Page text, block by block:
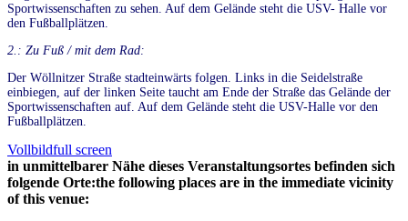
Sportwissenschaften zu sehen. Auf dem Gelände steht die USV- Halle vor
den Fußballplätzen.
2.: Zu Fuß / mit dem Rad:
Der Wöllnitzer Straße stadteinwärts folgen. Links in die Seidelstraße
einbiegen, auf der linken Seite taucht am Ende der Straße das Gelände der
Sportwissenschaften auf. Auf dem Gelände steht die USV-Halle vor den
Fußballplätzen.
Vollbildfull screen
in unmittelbarer Nähe dieses Veranstaltungsortes befinden sich
folgende Orte:the following places are in the immediate vicinity
of this venue: